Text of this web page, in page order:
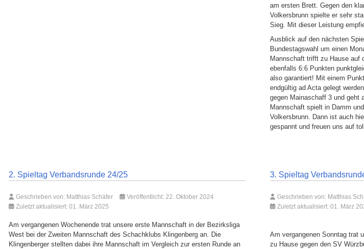
am ersten Brett. Gegen den
Volkersbrunn spielte er sehr
Sieg. Mit dieser Leistung
Ausblick auf den nächsten
Bundestagswahl um einen
Mannschaft trifft zu Hause auf
ebenfalls 6:6 Punkten
also garantiert! Mit einem
endgültig ad Acta gelegt
gegen Mainaschaff 3 und geht
Mannschaft spielt in Damm
Volkersbrunn. Dann ist auch
gespannt und freuen uns auf
2. Spieltag Verbandsrunde 24/25
Geschrieben von: Matthias Schäfer
Veröffentlicht: 22. Oktober 2024
Zuletzt aktualisiert: 01. März 2025
Am vergangenen Wochenende trat unsere erste Mannschaft in der Bezirksliga
West bei der Zweiten Mannschaft des Schachklubs Klingenberg an. Die
Klingenberger stellten dabei ihre Mannschaft im Vergleich zur ersten Runde an
3. Spieltag
Geschrieben von: Matthias
Zuletzt aktualisiert: 01. März
Am vergangenen Sonntag trat
zu Hause gegen den SV